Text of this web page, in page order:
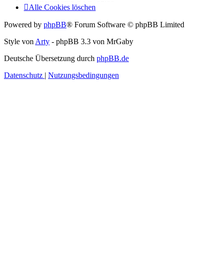
Alle Cookies löschen
Powered by phpBB® Forum Software © phpBB Limited
Style von Arty - phpBB 3.3 von MrGaby
Deutsche Übersetzung durch phpBB.de
Datenschutz | Nutzungsbedingungen